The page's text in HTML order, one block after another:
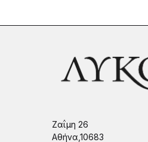
Ζαΐμη 26
Αθήνα,10683